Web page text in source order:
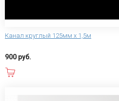
Канал круглый 125мм х 1,5м
900 руб.